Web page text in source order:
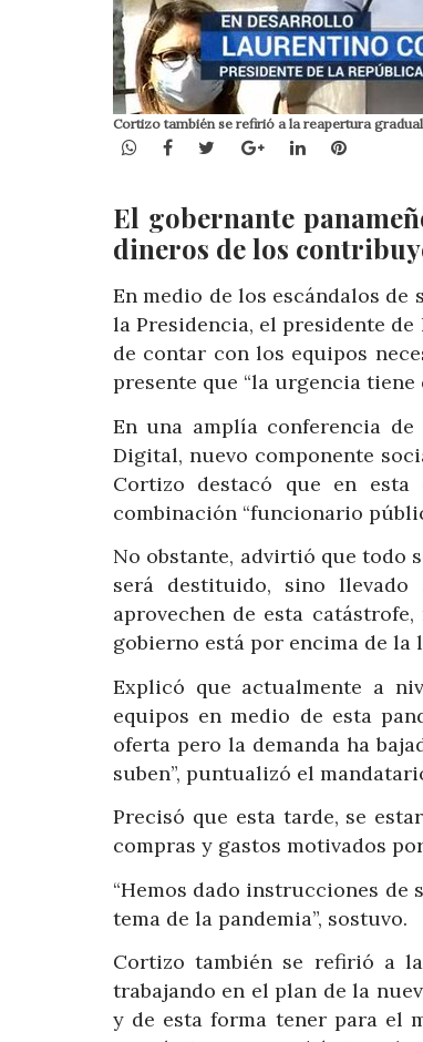
Cortizo también se refirió a la reapertura
WhatsApp
Facebook
TwitterGoogle+LinkedInPinterest
El gobernante
dineros de los
En medio de los escándalos
la Presidencia, el presidente
de contar con los equipos
presente que “la urgencia
En una amplía conferencia
Digital, nuevo componente
Cortizo destacó que en
combinación “funcionario
No obstante, advirtió que todo
será destituido, sino llevado
aprovechen de esta
gobierno está por encima de la
Explicó que actualmente a
equipos en medio de esta
oferta pero la demanda ha
suben”, puntualizó el
Precisó que esta tarde, se
compras y gastos motivados
“Hemos dado instrucciones de
tema de la pandemia”, sostuvo.
Cortizo también se refirió a
trabajando en el plan de la
y de esta forma tener para el